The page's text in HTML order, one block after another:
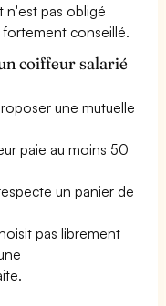
n'est pas obligé
fortement conseillé.
coiffeur salarié
une mutuelle
paie au moins 50
un panier de
pas librement